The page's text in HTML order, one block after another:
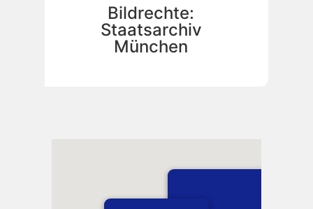
Bildrechte:
Staatsarchiv
München